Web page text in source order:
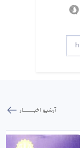
آرشیو اخبـــــــــــار